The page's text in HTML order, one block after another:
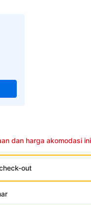
dan harga akomodasi ini
out